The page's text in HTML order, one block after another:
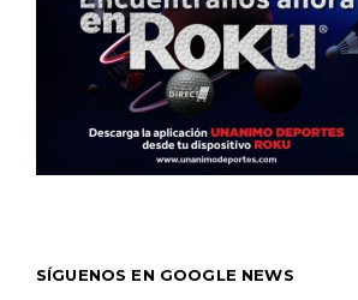
SÍGUENOS EN GOOGLE NEWS